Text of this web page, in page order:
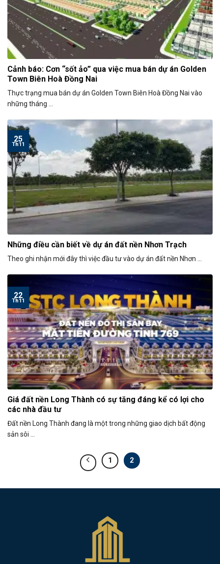
Cảnh báo: Cơn “sốt ảo” qua việc mua bán dự án Golden
Town Biên Hoà Đồng Nai
Thực trạng mua bán dự án Golden Town Biên Hoà Đồng Nai vào
những tháng ...
Những điều cần biết về dự án đất nền Nhơn Trạch
Theo ghi nhận mới đây thì việc đầu tư vào dự án đất nền Nhơn ...
25
Th11
Giá đất nền Long Thành có sự tăng đáng kể có lợi cho
các nhà đầu tư
Đất nền Long Thành đang là một trong những giao dịch bất động
sản sôi ...
22
Th11
1 2